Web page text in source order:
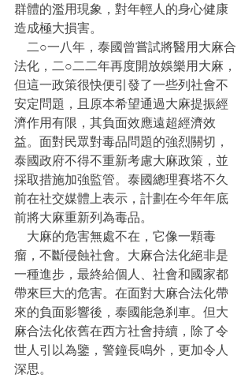
群體的濫用現象，對年輕人的身心健康
造成極大損害。
二○一八年，泰國曾嘗試將醫用大麻合
法化，二○二二年再度開放娛樂用大麻，
但這一政策很快便引發了一些列社會不
安定問題，且原本希望通過大麻提振經
濟作用有限，其負面效應遠超經濟效
益。面對民眾對毒品問題的強烈關切，
泰國政府不得不重新考慮大麻政策，並
採取措施加強監管。泰國總理賽塔不久
前在社交媒體上表示，計劃在今年年底
前將大麻重新列為毒品。
大麻的危害無處不在，它像一顆毒
瘤，不斷侵蝕社會。大麻合法化絕非是
一種進步，最終給個人、社會和國家都
帶來巨大的危害。在面對大麻合法化帶
來的負面影響後，泰國能急刹車。但大
麻合法化依舊在西方社會持續，除了令
世人引以為鑒，警鐘長鳴外，更加令人
深思。